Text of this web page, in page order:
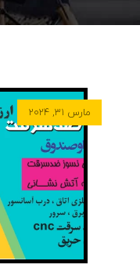
مارس ۳۱, ۲۰۲۴